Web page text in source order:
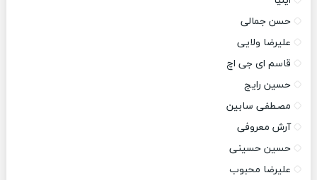
حسن جمالی
علیرضا ولایی
قاسم ای جی اچ
حسین رایج
مصطفی سابین
آرش معروفی
حسین حسینی
علیرضا محبوب